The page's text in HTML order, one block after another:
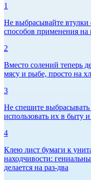
1
Не выбрасывайте втулки
способов применения на
2
Вместо солений теперь
мясу и рыбе, просто на
3
Не спешите выбрасывать
использовать их в быту и
4
Клею лист бумаги к
находчивости:
делается на раз-два